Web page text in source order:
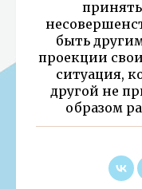
быть
проекции
ситуация,
другой не
образом